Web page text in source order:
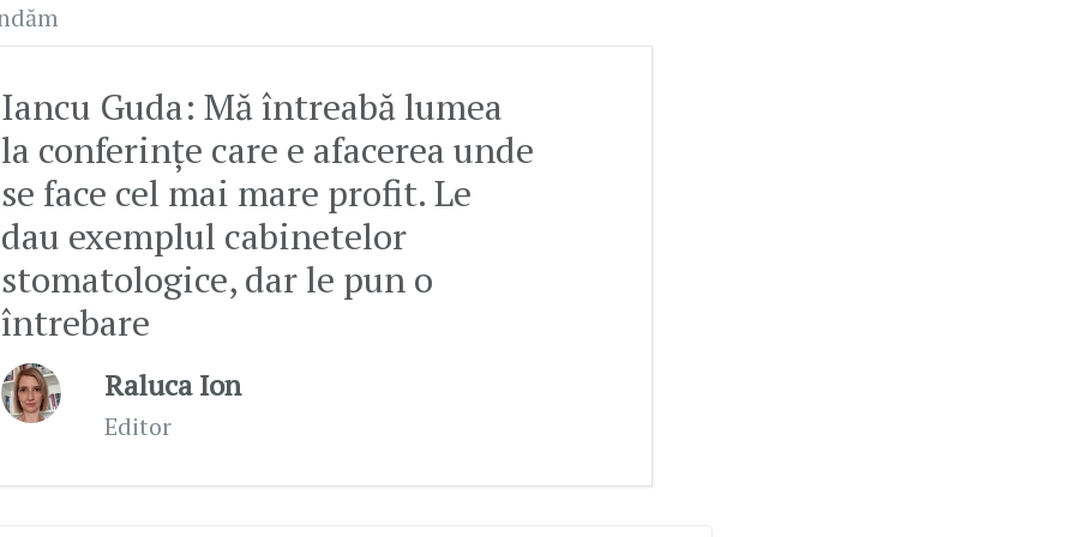
Iancu Guda: Mă întreabă lumea
la conferințe care e afacerea unde
se face cel mai mare profit. Le
dau exemplul cabinetelor
stomatologice, dar le pun o
întrebare
Raluca Ion
Editor